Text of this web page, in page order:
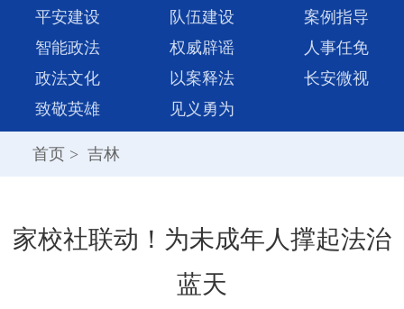
平安建设
队伍建设
案例指导
智能政法
权威辟谣
人事任免
政法文化
以案释法
长安微视
致敬英雄
见义勇为
首页 > 吉林
家校社联动！为未成年人撑起法治
蓝天